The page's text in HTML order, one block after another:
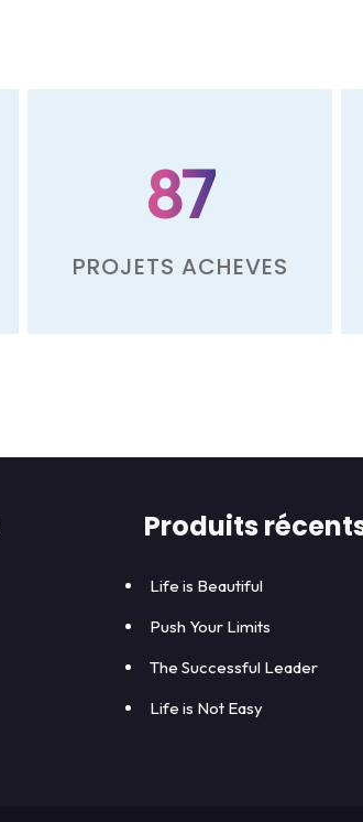
87
PROJETS ACHEVES
Produits
Life is Beautiful
Push Your Limits
The Successful Leader
Life is Not Easy